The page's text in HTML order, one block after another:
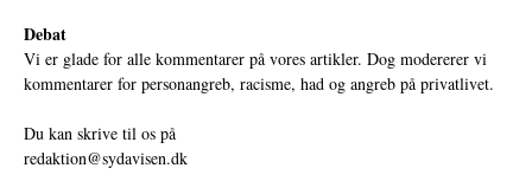
Debat
Vi er glade for alle kommentarer på vores artikler. Dog modererer vi
kommentarer for personangreb, racisme, had og angreb på privatlivet.
Du kan skrive til os på
redaktion@sydavisen.dk